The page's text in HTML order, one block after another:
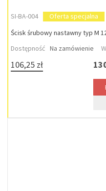
SI-BA-004
Oferta specjalna
Ścisk śrubowy nastawny typ M
Dostępność Na zamówienie
106,25 zł